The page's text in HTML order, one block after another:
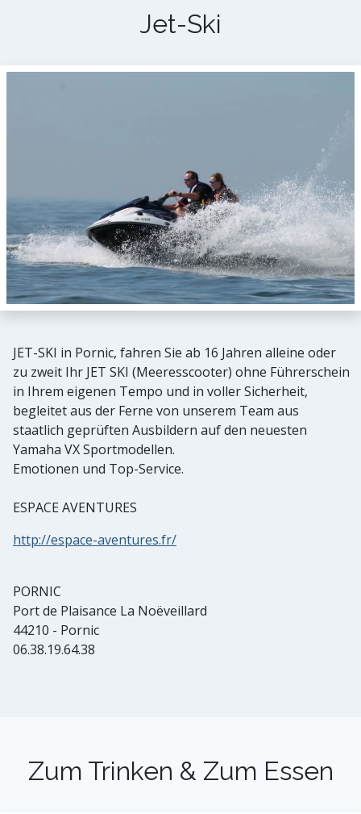
Jet-Ski
JET-SKI in Pornic, fahren Sie ab 16 Jahren alleine oder
zu zweit Ihr JET SKI (Meeresscooter) ohne Führerschein
in Ihrem eigenen Tempo und in voller Sicherheit,
begleitet aus der Ferne von unserem Team aus
staatlich geprüften Ausbildern auf den neuesten
Yamaha VX Sportmodellen.
Emotionen und Top-Service.
ESPACE AVENTURES
http://espace-aventures.fr/
PORNIC
Port de Plaisance La Noëveillard
44210 - Pornic
06.38.19.64.38
Zum Trinken & Zum Essen